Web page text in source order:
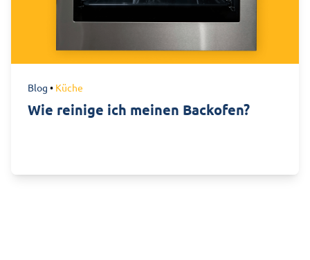
Blog • Küche
Wie reinige ich meinen Backofen?